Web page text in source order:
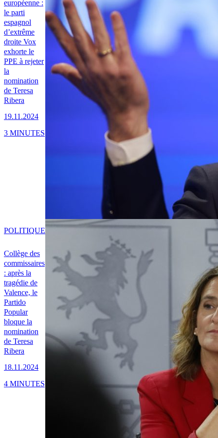
européenne :
le parti
espagnol
d’extrême
droite Vox
exhorte le
PPE à rejeter
la
nomination
de Teresa
Ribera
19.11.2024
3 MINUTES
Collège des
commissaires
: après la
tragédie de
Valence, le
Partido
Popular
bloque la
nomination
de Teresa
Ribera
18.11.2024
POLITIQUE
4 MINUTES